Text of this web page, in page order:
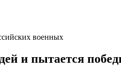
военных
и пытается